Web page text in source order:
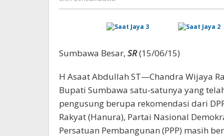
Sumbawa Besar, SR(15/06/15)
H Asaat Abdullah ST—Chandra Wijaya
Bupati Sumbawa satu-satunya yang
pengusung berupa rekomendasi dari
Rakyat (Hanura), Partai Nasional
Persatuan Pembangunan (PPP) masih